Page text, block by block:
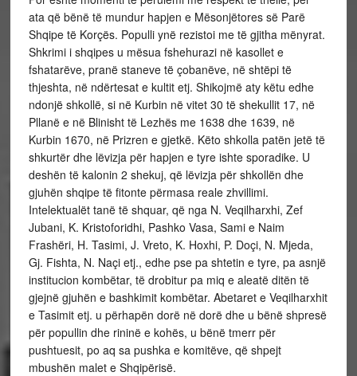
ata që bënë të mundur hapjen e Mësonjëtores së Parë
Shqipe të Korçës. Populli ynë rezistoi me të gjitha mënyrat.
Shkrimi i shqipes u mësua fshehurazi në kasollet e
fshatarëve, pranë staneve të çobanëve, në shtëpi të
thjeshta, në ndërtesat e kultit etj. Shikojmë aty këtu edhe
ndonjë shkollë, si në Kurbin në vitet 30 të shekullit 17, në
Pllanë e në Blinisht të Lezhës me 1638 dhe 1639, në
Kurbin 1670, në Prizren e gjetkë. Këto shkolla patën jetë të
shkurtër dhe lëvizja për hapjen e tyre ishte sporadike. U
deshën të kalonin 2 shekuj, që lëvizja për shkollën dhe
gjuhën shqipe të fitonte përmasa reale zhvillimi.
Intelektualët tanë të shquar, që nga N. Veqilharxhi, Zef
Jubani, K. Kristoforidhi, Pashko Vasa, Sami e Naim
Frashëri, H. Tasimi, J. Vreto, K. Hoxhi, P. Doçi, N. Mjeda,
Gj. Fishta, N. Naçi etj., edhe pse pa shtetin e tyre, pa asnjë
institucion kombëtar, të drobitur pa miq e aleatë ditën të
gjejnë gjuhën e bashkimit kombëtar. Abetaret e Veqilharxhit
e Tasimit etj. u përhapën dorë në dorë dhe u bënë shpresë
për popullin dhe rininë e kohës, u bënë tmerr për
pushtuesit, po aq sa pushka e komitëve, që shpejt
mbushën malet e Shqipërisë.